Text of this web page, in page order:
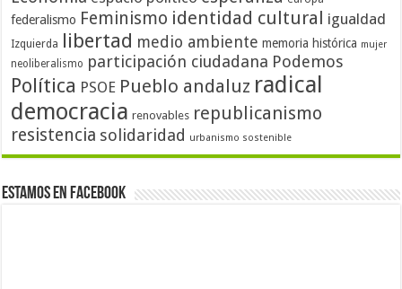
federalismo Feminismo identidad cultural igualdad
Izquierda libertad medio ambiente memoria histórica mujer
neoliberalismo participación ciudadana Podemos
Política PSOE Pueblo andaluz radical
democracia renovables republicanismo
resistencia solidaridad urbanismo sostenible
Estamos en Facebook